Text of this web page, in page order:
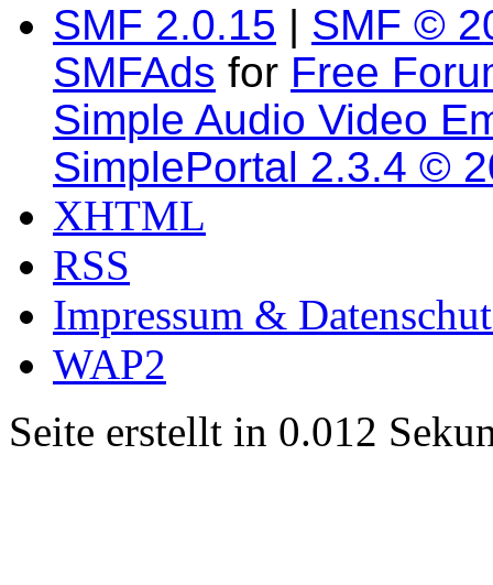
SMF 2.0.15 | SMF ©
SMFAds for Free
Simple Audio Video
SimplePortal 2.3.4 ©
XHTML
RSS
Impressum &
WAP2
Seite erstellt in 0.012